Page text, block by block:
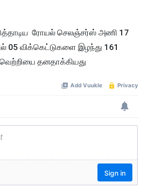
ரோயல் செலஞ்சர்ஸ் அணி 17
05 விக்கெட்டுகளை இழந்து 161
தனதாக்கியது